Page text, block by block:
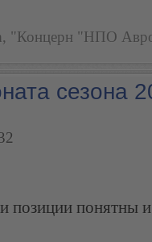
"Концерн "НПО
сезона
позиции понятны и